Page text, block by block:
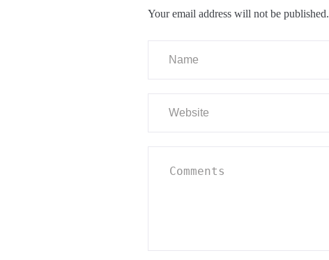
Your email address will not be published.